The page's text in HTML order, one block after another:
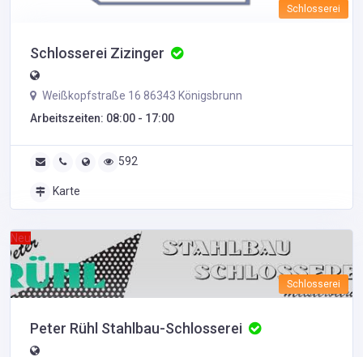
Schlosserei
Schlosserei Zizinger
Weißkopfstraße 16 86343 Königsbrunn
Arbeitszeiten: 08:00 - 17:00
592
Karte
Neu
Schlosserei
Peter Rühl Stahlbau-Schlosserei